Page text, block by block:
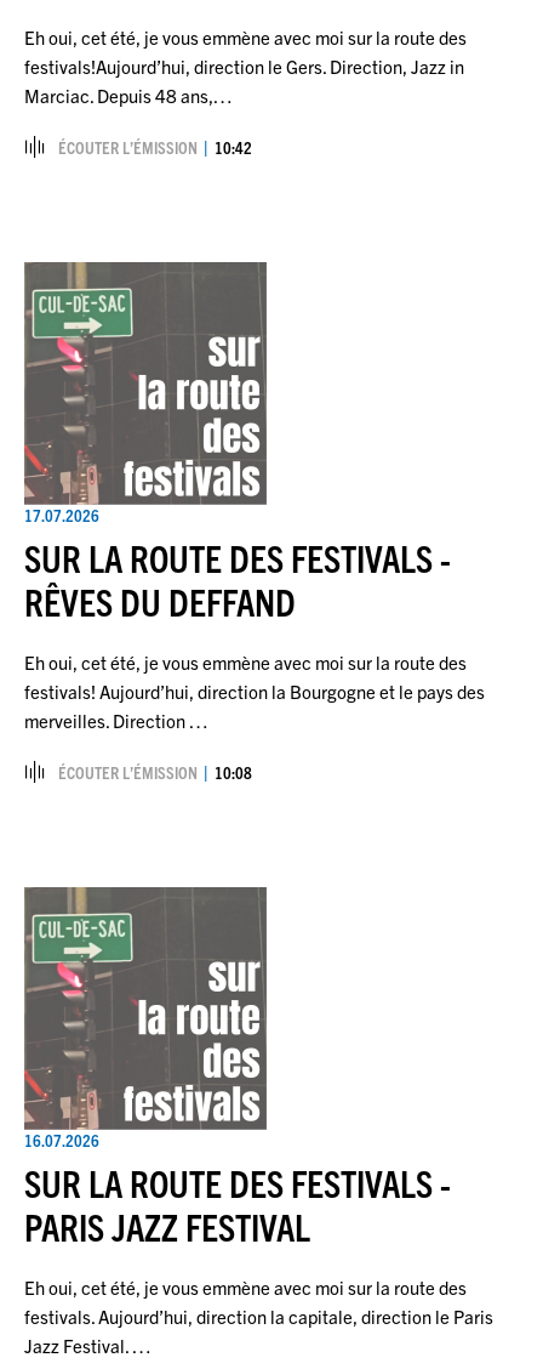
Eh oui, cet été, je vous emmène avec moi sur la route des
festivals!Aujourd’hui, direction le Gers. Direction, Jazz in
Marciac. Depuis 48 ans,…
ÉCOUTER L’ÉMISSION 10:42
17.07.2026
SUR LA ROUTE DES FESTIVALS -
RÊVES DU DEFFAND
Eh oui, cet été, je vous emmène avec moi sur la route des
festivals! Aujourd’hui, direction la Bourgogne et le pays des
merveilles. Direction …
ÉCOUTER L’ÉMISSION 10:08
16.07.2026
SUR LA ROUTE DES FESTIVALS -
PARIS JAZZ FESTIVAL
Eh oui, cet été, je vous emmène avec moi sur la route des
festivals. Aujourd’hui, direction la capitale, direction le Paris
Jazz Festival. …